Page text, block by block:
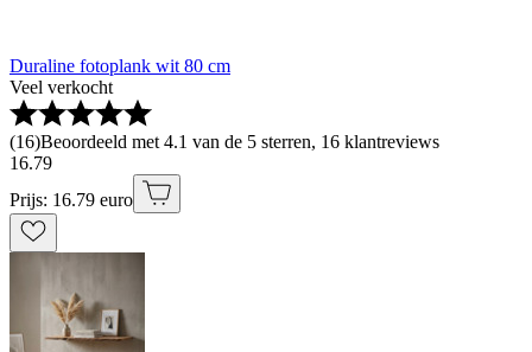
Duraline fotoplank wit 80 cm
Veel verkocht
(16)Beoordeeld met 4.1 van de 5 sterren, 16 klantreviews
16.79
Prijs: 16.79 euro